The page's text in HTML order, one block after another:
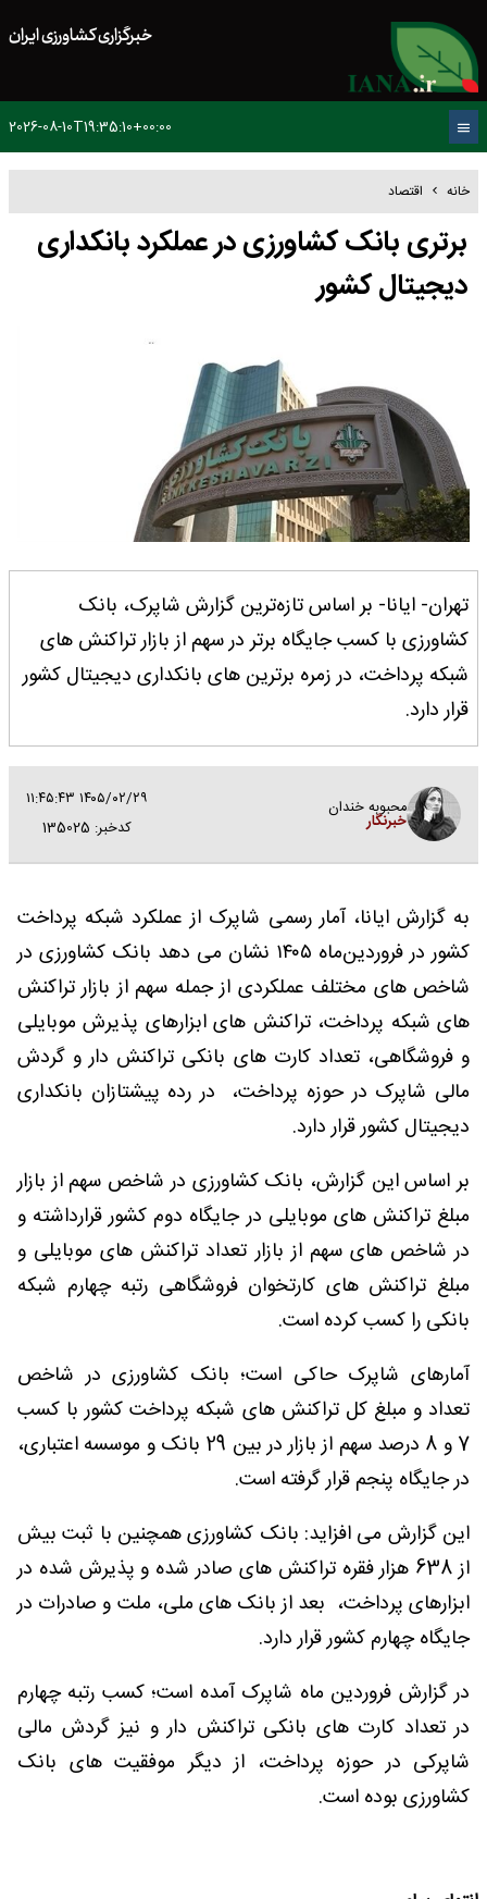
خبرگزاری کشاورزی ایران
2026-08-10T19:35:10+00:00
خانه اقتصاد
برتری بانک کشاورزی در عملکرد بانکداری
دیجیتال کشور
تهران- ایانا- بر اساس تازه‌ترین گزارش شاپرک، بانک
کشاورزی با کسب جایگاه برتر در سهم از بازار تراکنش های
شبکه پرداخت، در زمره برترین های بانکداری دیجیتال کشور
قرار دارد.
محبوبه خندان
خبرنگار
۱۴۰۵/۰۲/۲۹ ۱۱:۴۵:۴۳
کدخبر: 135025
به گزارش ایانا، آمار رسمی شاپرک از عملکرد شبکه پرداخت
کشور در فروردین‌ماه ۱۴۰۵ نشان می دهد بانک کشاورزی در
شاخص های مختلف عملکردی از جمله سهم از بازار تراکنش
های شبکه پرداخت، تراکنش های ابزارهای پذیرش موبایلی
و فروشگاهی، تعداد کارت های بانکی تراکنش دار و گردش
مالی شاپرک در حوزه پرداخت، در رده پیشتازان بانکداری
دیجیتال کشور قرار دارد.
بر اساس این گزارش، بانک کشاورزی در شاخص سهم از بازار
مبلغ تراکنش های موبایلی در جایگاه دوم کشور قرارداشته و
در شاخص های سهم از بازار تعداد تراکنش های موبایلی و
مبلغ تراکنش های کارتخوان فروشگاهی رتبه چهارم شبکه
بانکی را کسب کرده است.
آمارهای شاپرک حاکی است؛ بانک کشاورزی در شاخص
تعداد و مبلغ کل تراکنش های شبکه پرداخت کشور با کسب
7 و 8 درصد سهم از بازار در بین 29 بانک و موسسه اعتباری،
در جایگاه پنجم قرار گرفته است.
این گزارش می افزاید: بانک کشاورزی همچنین با ثبت بیش
از 638 هزار فقره تراکنش های صادر شده و پذیرش شده در
ابزارهای پرداخت، بعد از بانک های ملی، ملت و صادرات در
جایگاه چهارم کشور قرار دارد.
در گزارش فروردین ماه شاپرک آمده است؛ کسب رتبه چهارم
در تعداد کارت های بانکی تراکنش دار و نیز گردش مالی
شاپرکی در حوزه پرداخت، از دیگر موفقیت های بانک
کشاورزی بوده است.